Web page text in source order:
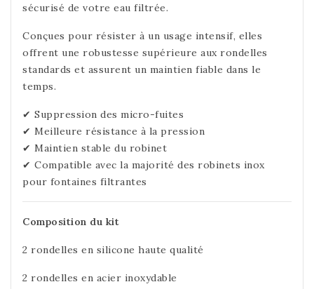
sécurisé de votre eau filtrée.
Conçues pour résister à un usage intensif, elles
offrent une robustesse supérieure aux rondelles
standards et assurent un maintien fiable dans le
temps.
✔ Suppression des micro-fuites
✔ Meilleure résistance à la pression
✔ Maintien stable du robinet
✔ Compatible avec la majorité des robinets inox
pour fontaines filtrantes
Composition du kit
2 rondelles en silicone haute qualité
2 rondelles en acier inoxydable